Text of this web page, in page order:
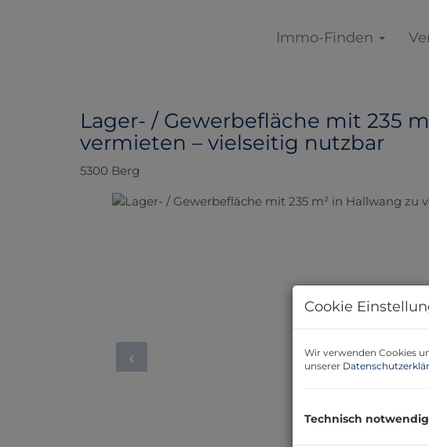
Immo-Finden
Lager- / Gewerbefläche mit 235
vermieten – vielseitig nutzbar
5300 Berg
Cookie
Wir verwenden Cookies
unserer
Technisch